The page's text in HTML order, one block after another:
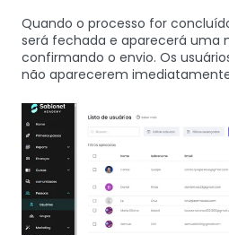
Quando o processo for
será fechada e aparecerá uma
confirmando o envio. Os
não aparecerem